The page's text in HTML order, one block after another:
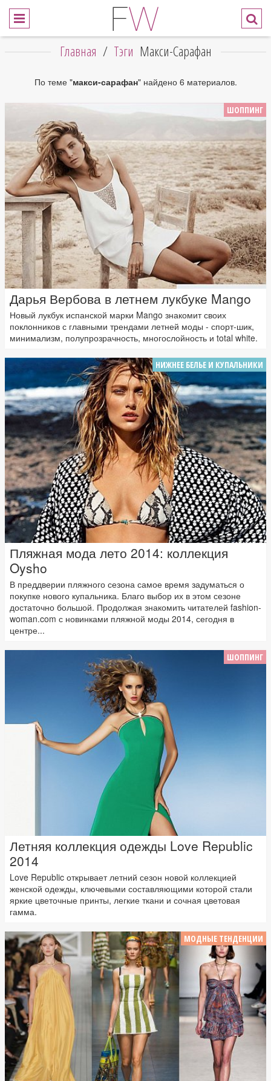
Главная / Тэги Макси-Сарафан
По теме "макси-сарафан" найдено 6 материалов.
ШОППИНГ
Дарья Вербова в летнем лукбуке Mango
Новый лукбук испанской марки Mango знакомит своих
поклонников с главными трендами летней моды - спорт-шик,
минимализм, полупрозрачность, многослойность и total white.
НИЖНЕЕ БЕЛЬЕ И КУПАЛЬНИКИ
Пляжная мода лето 2014: коллекция
Oysho
В преддверии пляжного сезона самое время задуматься о
покупке нового купальника. Благо выбор их в этом сезоне
достаточно большой. Продолжая знакомить читателей fashion-
woman.com с новинками пляжной моды 2014, сегодня в
центре...
ШОППИНГ
Летняя коллекция одежды Love Republic
2014
Love Republic открывает летний сезон новой коллекцией
женской одежды, ключевыми составляющими которой стали
яркие цветочные принты, легкие ткани и сочная цветовая
гамма.
МОДНЫЕ ТЕНДЕНЦИИ